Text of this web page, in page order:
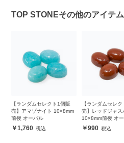
TOP STONEその他のアイテム
【ランダムセレクト1個販
売】アマゾナイト 10×8mm
前後 オーバル
1,760
【ランダムセレ
売】レッドジャス
10×8mm前後 オ
990